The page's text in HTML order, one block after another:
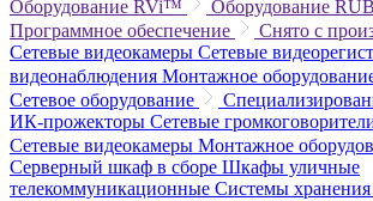
Оборудование RVi™
Оборудование
Программное обеспечение
Снято с
Сетевые видеокамеры Сетевые
видеонаблюдения Монтажное
Сетевое оборудование
ИК-прожекторы Сетевые
Сетевые видеокамеры Монтажное
Серверный шкаф в сборе Шкафы уличные
телекоммуникационные Системы